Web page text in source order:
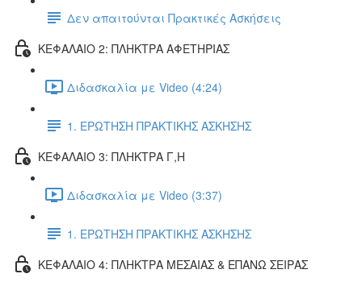
Δεν απαιτούνται Πρακτικές Ασκήσεις
ΚΕΦΑΛΑΙΟ 2: ΠΛΗΚΤΡΑ ΑΦΕΤΗΡΙΑΣ
Διδασκαλία με Video (4:24)
1. ΕΡΩΤΗΣΗ ΠΡΑΚΤΙΚΗΣ ΑΣΚΗΣΗΣ
ΚΕΦΑΛΑΙΟ 3: ΠΛΗΚΤΡΑ Γ,Η
Διδασκαλία με Video (3:37)
1. ΕΡΩΤΗΣΗ ΠΡΑΚΤΙΚΗΣ ΑΣΚΗΣΗΣ
ΚΕΦΑΛΑΙΟ 4: ΠΛΗΚΤΡΑ ΜΕΣΑΙΑΣ & ΕΠΑΝΩ ΣΕΙΡΑΣ